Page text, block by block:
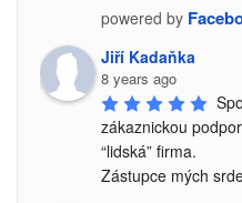
powered by
Jiří Kadaňka
8 years ago
zákaznickou
“lidská” firma.
Zástupce mých